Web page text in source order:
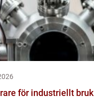
för industriellt bruk